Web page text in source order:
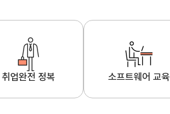
취업완전 정복 소프트웨어 교육